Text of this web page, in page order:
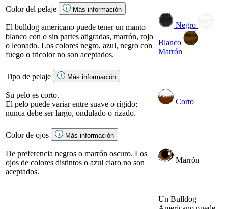
Color del pelaje
Más información
El bulldog americano puede tener un manto
blanco con o sin partes atigradas, marrón, rojo
o leonado. Los colores negro, azul, negro con
fuego o tricolor no son aceptados.
Negro
Blanco
Marrón
Tipo de pelaje Más información
Su pelo es corto.
El pelo puede variar entre suave o rígido;
nunca debe ser largo, ondulado o rizado.
Corto
Color de ojos Más información
De preferencia negros o marrón oscuro. Los
ojos de colores distintos o azul claro no son
aceptados.
Marrón
Un Bulldog